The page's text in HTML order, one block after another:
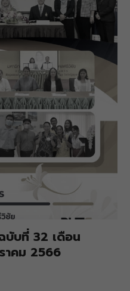
บับที่ 32 เดือน
าคม 2566